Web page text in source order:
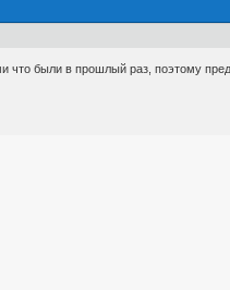
что были в прошлый раз, поэтому